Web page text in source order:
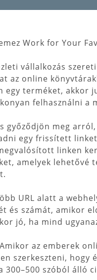
Work for Your
vállalkozás
az online
egy terméket, akkor
felhasználni a
győződjön meg
egy frissített
linken
amelyek lehetővé
URL alatt a
és számát, amikor
jó, ha mind
az emberek
szerkeszteni,
szóból álló